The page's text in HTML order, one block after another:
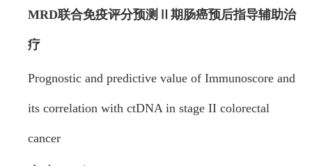
MRD联合免疫评分预测Ⅱ期肠癌预后指导辅助治
疗
Prognostic and predictive value of Immunoscore and
its correlation with ctDNA in stage II colorectal
cancer